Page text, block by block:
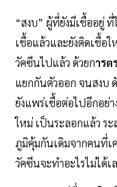
“สงบ” ผู้ที่ยังมีเชื้ออยู่
เชื้อแล้วและยังติดเชื้อใ
วัคซีนไปแล้ว ด้วยการต
แยกกันตัวออก จนสงบ
ยังแพร่เชื้อต่อไปอีกอย่า
ใหม่ เป็นระลอกแล้ว ร
ภูมิคุ้มกันเดิมจากคนที่เ
วัคซีนจะทำอะไรไม่ได้เ